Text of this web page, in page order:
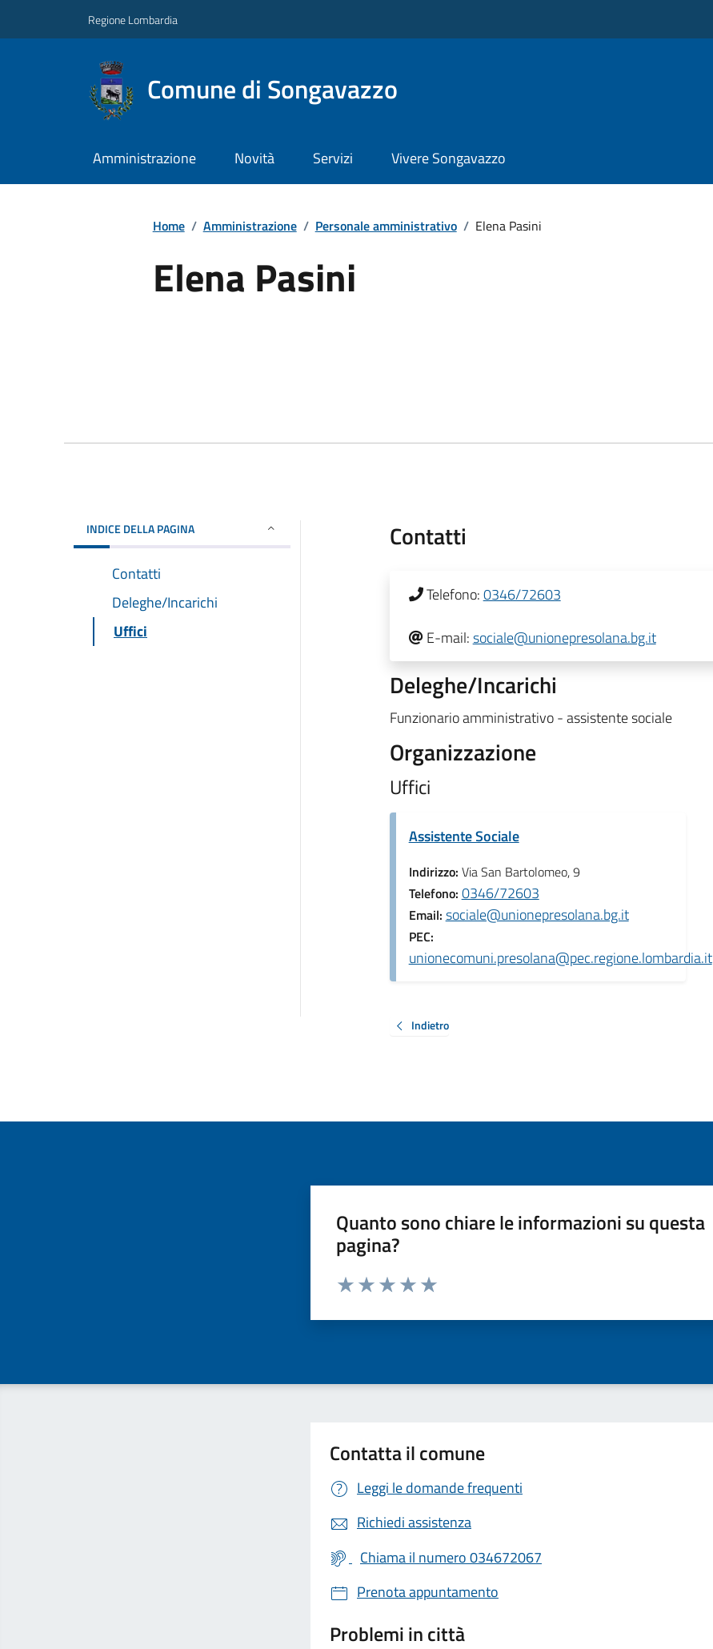
Regione Lombardia
Comune di Songavazzo
Amministrazione Novità Servizi Vivere Songavazzo
Home / Amministrazione / Personale amministrativo / Elena Pasini
Elena Pasini
INDICE DELLA PAGINA
Contatti
Deleghe/Incarichi
Uffici
Contatti
Telefono:0346/72603
E-mail:sociale@unionepresolana.bg.it
Deleghe/Incarichi
Funzionario amministrativo - assistente sociale
Organizzazione
Uffici
Assistente Sociale
Indirizzo: Via San Bartolomeo, 9
Telefono: 0346/72603
Email: sociale@unionepresolana.bg.it
PEC:
unionecomuni.presolana@pec.regione.lombardia.it
Indietro
Quanto sono chiare le informazioni su questa
pagina?
Valuta da 1 a 5 stelle la pagina
Contatta il comune
Leggi le domande frequenti
Richiedi assistenza
Chiama il numero 034672067
Prenota appuntamento
Problemi in città